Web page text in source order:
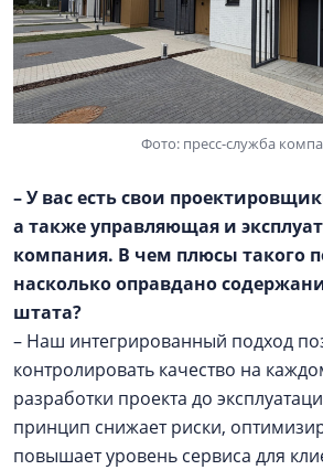
Фото: пресс-служба
– У вас есть свои
а также управляющая и
компания. В чем плюсы такого
насколько оправдано
штата?
– Наш интегрированный подход
контролировать качество на
разработки проекта до
принцип снижает риски,
повышает уровень сервиса для